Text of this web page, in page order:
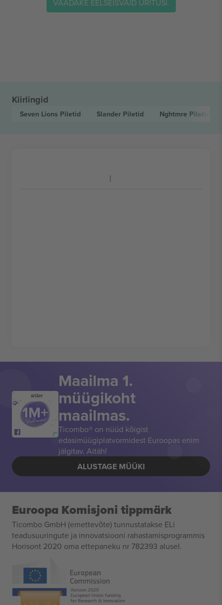
VAADAKE EELSEISVAID ÜRITUSI.
Kiirlingid
Seven Lions Piletid Slander Piletid Nghtmre Piletid
AITÄH!
Maailma 1.
müügikoht
maailmas.
Ticombo® on nüüd kõigist
edasimüügiplatvormidest Euroopas enim
jälgitav. Aitäh!
ALUSTAGE MÜÜKI
Euroopa Komisjoni tippmärk
Ticombo GmbH (emettevõte) tunnustatakse ELi
teadusuuringute ja innovatsiooni rahastamisprogrammis
Horisont 2020 oma ettepaneku nr 782393 alusel.